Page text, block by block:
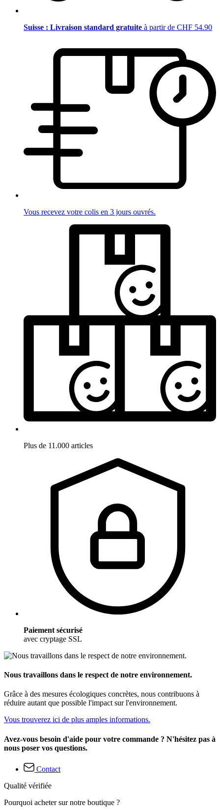
Suisse : Livraison standard gratuite à partir de CHF 54.90
Vous recevez votre colis en 3 jours ouvrés.
Plus de 11.000 articles
Paiement sécurisé
avec cryptage SSL
Nous travaillons dans le respect de notre environnement.
Grâce à des mesures écologiques concrètes, nous contribuons à
réduire autant que possible l'impact sur l'environnement.
Vous trouverez ici de plus amples informations.
Avez-vous besoin d'aide pour votre commande ? N'hésitez pas à
nous poser vos questions.
Contact
Qualité vérifiée
Pourquoi acheter sur notre boutique ?